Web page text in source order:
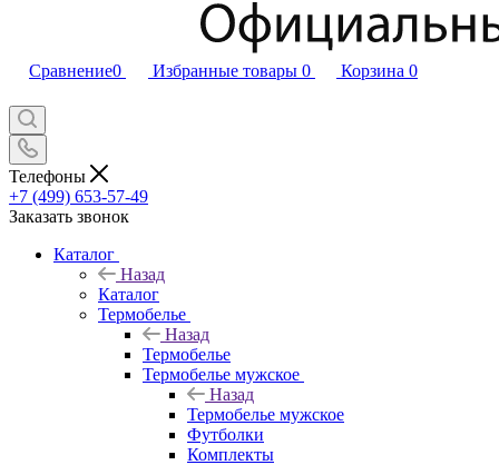
Сравнение0 Избранные товары 0 Корзина 0
Телефоны
+7 (499) 653-57-49
Заказать звонок
Каталог
Назад
Каталог
Термобелье
Назад
Термобелье
Термобелье мужское
Назад
Термобелье мужское
Футболки
Комплекты